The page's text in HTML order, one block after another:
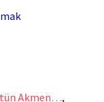
Akmen…,